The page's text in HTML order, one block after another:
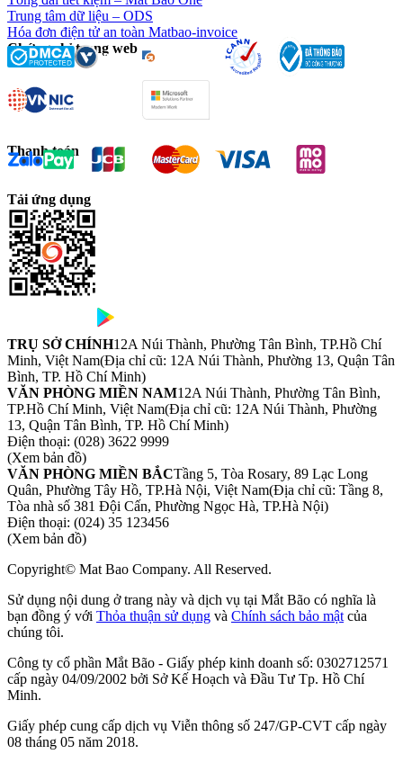
Trung tâm dữ liệu – ODS
Hóa đơn điện tử an toàn Matbao-invoice
Chứng chỉ trang web
Thanh toán
Tải ứng dụng
TRỤ SỞ CHÍNH12A Núi Thành, Phường Tân Bình, TP.Hồ Chí
Minh, Việt Nam(Địa chỉ cũ: 12A Núi Thành, Phường 13, Quận Tân
Bình, TP. Hồ Chí Minh)
VĂN PHÒNG MIỀN NAM12A Núi Thành, Phường Tân Bình,
TP.Hồ Chí Minh, Việt Nam(Địa chỉ cũ: 12A Núi Thành, Phường
13, Quận Tân Bình, TP. Hồ Chí Minh)
Điện thoại: (028) 3622 9999
(Xem bản đồ)
VĂN PHÒNG MIỀN BẮCTầng 5, Tòa Rosary, 89 Lạc Long
Quân, Phường Tây Hồ, TP.Hà Nội, Việt Nam(Địa chỉ cũ: Tầng 8,
Tòa nhà số 381 Đội Cấn, Phường Ngọc Hà, TP.Hà Nội)
Điện thoại: (024) 35 123456
(Xem bản đồ)
Copyright© Mat Bao Company. All Reserved.
Sử dụng nội dung ở trang này và dịch vụ tại Mắt Bão có nghĩa là
bạn đồng ý với Thỏa thuận sử dụng và Chính sách bảo mật của
chúng tôi.
Công ty cổ phần Mắt Bão - Giấy phép kinh doanh số: 0302712571
cấp ngày 04/09/2002 bởi Sở Kế Hoạch và Đầu Tư Tp. Hồ Chí
Minh.
Giấy phép cung cấp dịch vụ Viễn thông số 247/GP-CVT cấp ngày
08 tháng 05 năm 2018.